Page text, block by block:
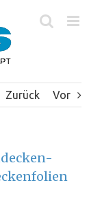
Zurück Vor